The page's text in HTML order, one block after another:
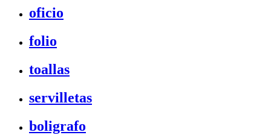
oficio
folio
toallas
servilletas
boligrafo